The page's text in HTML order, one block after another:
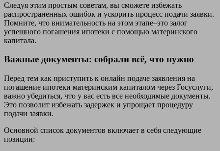
Следуя этим простым советам, вы сможете избежать
распространенных ошибок и ускорить процесс подачи заявки.
Помните, что внимательность на этом этапе–это залог
успешного погашения ипотеки с помощью материнского
капитала.
Важные документы: собрали всё, что нужно
Перед тем как приступить к онлайн подаче заявления на
погашение ипотеки материнским капиталом через Госуслуги,
важно убедиться, что у вас есть все необходимые документы.
Это позволит избежать задержек и упрощает процедуру
подачи заявки.
Основной список документов включает в себя следующие
позиции: